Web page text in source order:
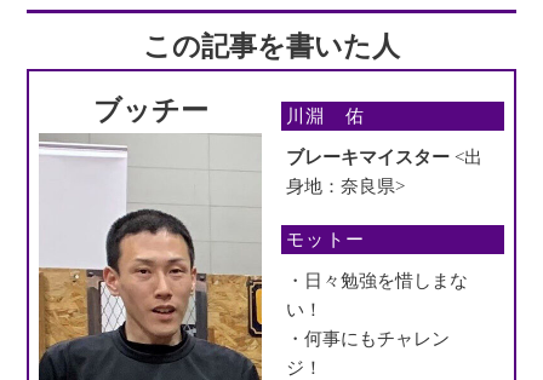
この記事を書いた人
ブッチー 川淵 佑
ブレーキマイスター<出
身地：奈良県>
モットー
・日々勉強を惜しまな
い！
・何事にもチャレン
ジ！